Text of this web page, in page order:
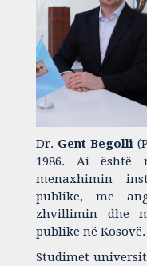
Dr. Gent Begolli
1986. Ai është
menaxhimin
publike, me
zhvillimin dhe
publike në Kosovë.
Studimet